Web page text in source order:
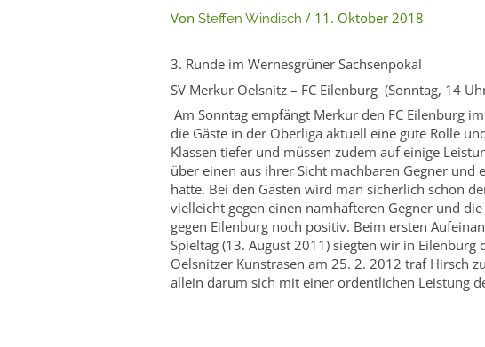
Von Steffen Windisch / 11. Oktober 2018
3. Runde im Wernesgrüner Sachsenpokal
SV Merkur Oelsnitz – FC Eilenburg (Sonntag, 14
Am Sonntag empfängt Merkur den FC Eilenburg
die Gäste in der Oberliga aktuell eine gute Rolle
Klassen tiefer und müssen zudem auf einige
über einen aus ihrer Sicht machbaren Gegner
hatte. Bei den Gästen wird man sicherlich schon
vielleicht gegen einen namhafteren Gegner und
gegen Eilenburg noch positiv. Beim ersten
Spieltag (13. August 2011) siegten wir in
Oelsnitzer Kunstrasen am 25. 2. 2012 traf Hirsch
allein darum sich mit einer ordentlichen Leistung